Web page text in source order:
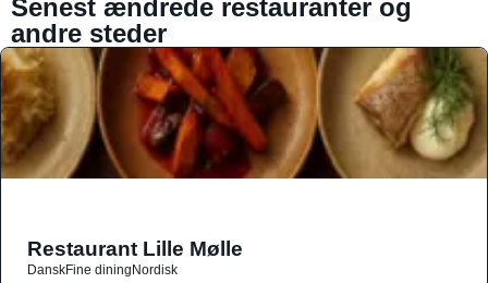
Senest ændrede restauranter og
andre steder
Restaurant Lille Mølle
DanskFine diningNordisk